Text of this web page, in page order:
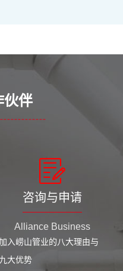
伙伴
咨询与申请
Alliance Business
入崂山管业的八大理由与
九大优势